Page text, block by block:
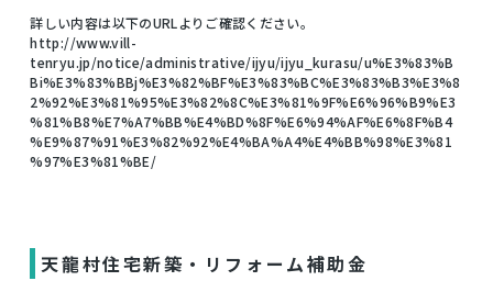
詳しい内容は以下のURLよりご確認ください。
http://www.vill-
tenryu.jp/notice/administrative/ijyu/ijyu_kurasu/u%E3%83%B
Bi%E3%83%BBj%E3%82%BF%E3%83%BC%E3%83%B3%E3%8
2%92%E3%81%95%E3%82%8C%E3%81%9F%E6%96%B9%E3
%81%B8%E7%A7%BB%E4%BD%8F%E6%94%AF%E6%8F%B4
%E9%87%91%E3%82%92%E4%BA%A4%E4%BB%98%E3%81
%97%E3%81%BE/
天龍村住宅新築・リフォーム補助金